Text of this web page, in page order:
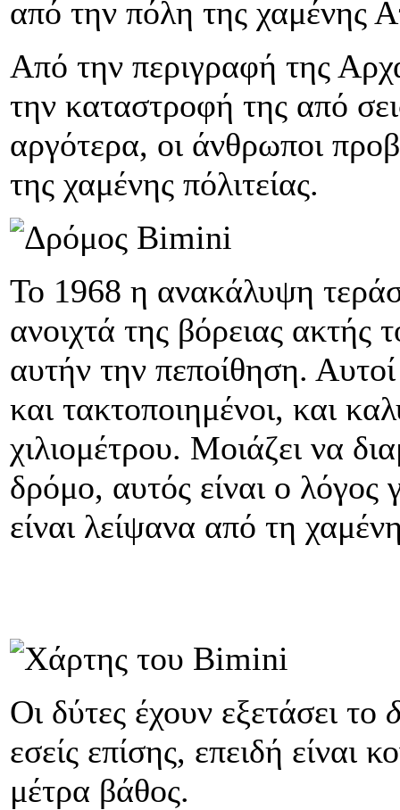
από την πόλη της χαμένης
Από την περιγραφή της
την καταστροφή της από
αργότερα, οι άνθρωποι
της χαμένης πόλιτείας.
Το 1968 η ανακάλυψη
ανοιχτά της βόρειας ακτής
αυτήν την πεποίθηση. Αυτοί
και τακτοποιημένοι, και
χιλιομέτρου. Μοιάζει να
δρόμο, αυτός είναι ο λόγος
είναι λείψανα από τη
Οι δύτες έχουν εξετάσει το
εσείς επίσης, επειδή είναι
μέτρα βάθος.